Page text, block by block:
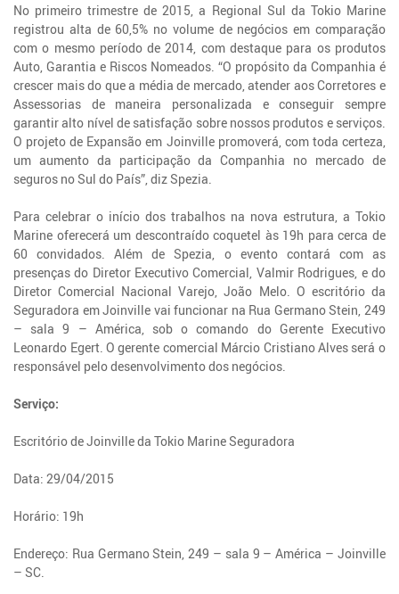
No primeiro trimestre de 2015, a Regional Sul da Tokio Marine
registrou alta de 60,5% no volume de negócios em comparação
com o mesmo período de 2014, com destaque para os produtos
Auto, Garantia e Riscos Nomeados. “O propósito da Companhia é
crescer mais do que a média de mercado, atender aos Corretores e
Assessorias de maneira personalizada e conseguir sempre
garantir alto nível de satisfação sobre nossos produtos e serviços.
O projeto de Expansão em Joinville promoverá, com toda certeza,
um aumento da participação da Companhia no mercado de
seguros no Sul do País”, diz Spezia.
Para celebrar o início dos trabalhos na nova estrutura, a Tokio
Marine oferecerá um descontraído coquetel às 19h para cerca de
60 convidados. Além de Spezia, o evento contará com as
presenças do Diretor Executivo Comercial, Valmir Rodrigues, e do
Diretor Comercial Nacional Varejo, João Melo. O escritório da
Seguradora em Joinville vai funcionar na Rua Germano Stein, 249
– sala 9 – América, sob o comando do Gerente Executivo
Leonardo Egert. O gerente comercial Márcio Cristiano Alves será o
responsável pelo desenvolvimento dos negócios.
Serviço:
Escritório de Joinville da Tokio Marine Seguradora
Data: 29/04/2015
Horário: 19h
Endereço: Rua Germano Stein, 249 – sala 9 – América – Joinville
– SC.